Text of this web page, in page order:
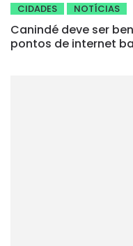
CIDADES NOTÍCIAS
Canindé deve ser
pontos de internet